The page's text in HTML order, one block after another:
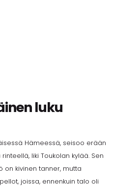
luku
Hämeessä, seisoo erään
liki Toukolan kylää. Sen
on kivinen tanner, mutta
joissa, ennenkuin talo oli